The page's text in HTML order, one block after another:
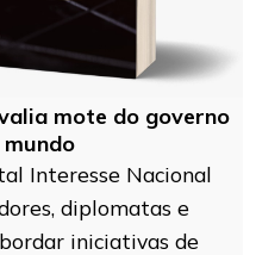
mote do governo
Interesse Nacional
diplomatas e
iniciativas de